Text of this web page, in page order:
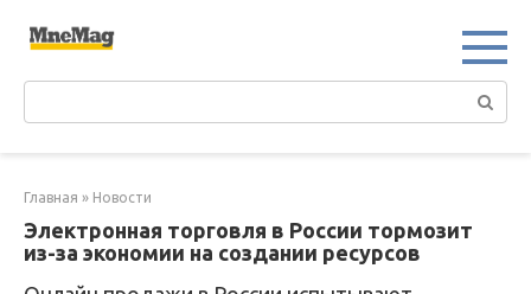
Главная » Новости
Электронная торговля в России тормозит
из-за экономии на создании ресурсов